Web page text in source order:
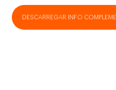
DESCARREGAR INFO